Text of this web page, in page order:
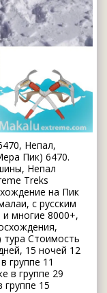
Непал,
Пик) 6470.
Непал
Treks
на Пик
с русским
многие 8000+,
тура Стоимость
15 ночей 12
группе 11
в группе 29
15